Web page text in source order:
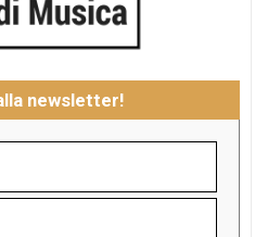
newsletter!